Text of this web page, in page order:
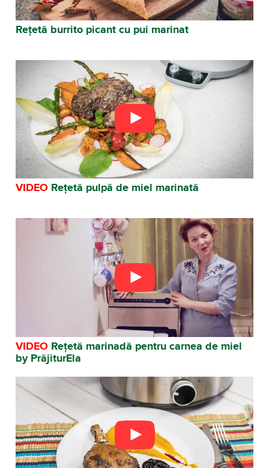
Rețetă burrito picant cu pui marinat
VIDEO Rețetă pulpă de miel marinată
VIDEO Rețetă marinadă pentru carnea de miel
by PrăjiturEla